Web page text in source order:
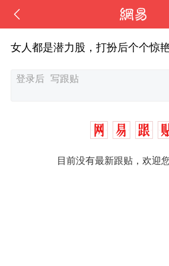
女人都是潜力股，打扮后个个惊
目前没有最新跟贴，欢迎